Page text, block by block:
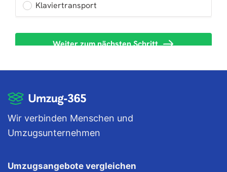
Wir verbinden Menschen und
Umzugsunternehmen
Umzugsangebote vergleichen